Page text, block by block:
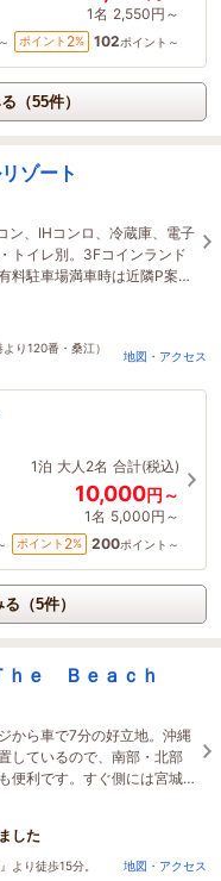
1名 2,550円～
ポイント 2% 102ポイント～
（55件）
ゾート
ン、IHコンロ、冷蔵庫、電子
トイレ別。3Fコインランド
料駐車場満車時は近隣P案
可。
り120番・桑江）
地図・アクセス
1泊 大人2名 合計(税込)
10,000円～
1名 5,000円～
ポイント 2% 200ポイント～
（5件）
ｅ Ｂｅａｃｈ
から車で7分の好立地。沖縄
しているので、南部・北部
便利です。すぐ側には宮城
が楽しめるロケーションで
した
より徒歩15分。 地図・アクセス